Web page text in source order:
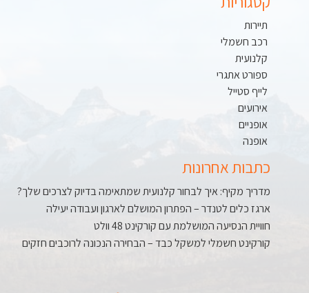
תיירות
רכב חשמלי
קלנועית
ספורט אתגרי
לייף סטייל
אירועים
אופניים
אופנה
כתבות אחרונות
מדריך מקיף: איך לבחור קלנועית שמתאימה בדיוק לצרכים שלך?
ארגז כלים לטנדר – הפתרון המושלם לארגון ועבודה יעילה
חוויית הנסיעה המושלמת עם קורקינט 48 וולט
קורקינט חשמלי למשקל כבד – הבחירה הנכונה לרוכבים חזקים